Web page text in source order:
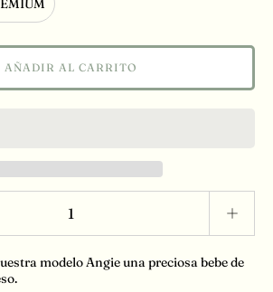
AÑADIR AL CARRITO
modelo Angie una preciosa bebe de